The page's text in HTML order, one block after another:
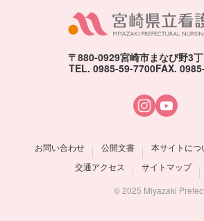
〒880-0929宮崎市まなび野3
TEL. 0985-59-7700FAX.
お問い合わせ 公開文書 本サイトにつ
交通アクセス
サイトマップ
© 2025 Miyazaki